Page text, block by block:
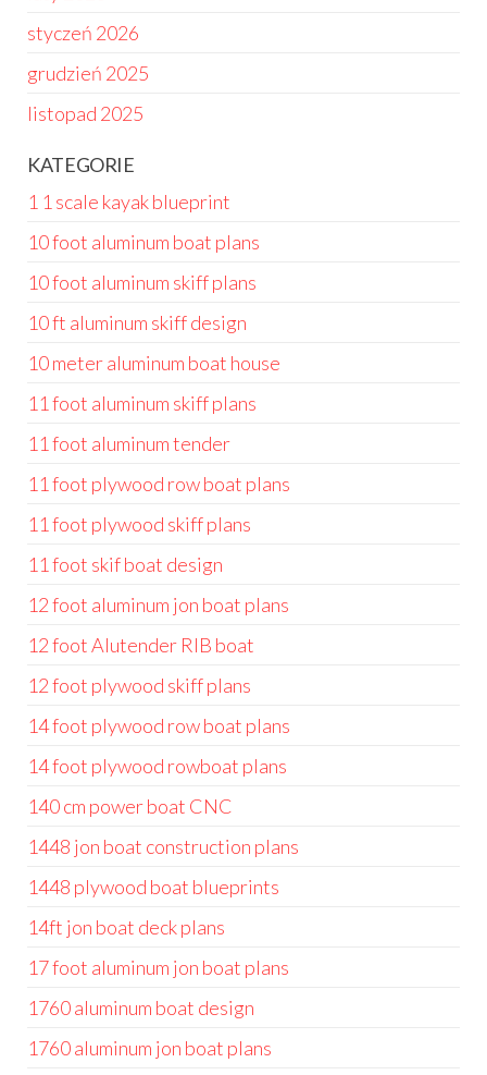
styczeń 2026
grudzień 2025
listopad 2025
KATEGORIE
1 1 scale kayak blueprint
10 foot aluminum boat plans
10 foot aluminum skiff plans
10 ft aluminum skiff design
10 meter aluminum boat house
11 foot aluminum skiff plans
11 foot aluminum tender
11 foot plywood row boat plans
11 foot plywood skiff plans
11 foot skif boat design
12 foot aluminum jon boat plans
12 foot Alutender RIB boat
12 foot plywood skiff plans
14 foot plywood row boat plans
14 foot plywood rowboat plans
140 cm power boat CNC
1448 jon boat construction plans
1448 plywood boat blueprints
14ft jon boat deck plans
17 foot aluminum jon boat plans
1760 aluminum boat design
1760 aluminum jon boat plans